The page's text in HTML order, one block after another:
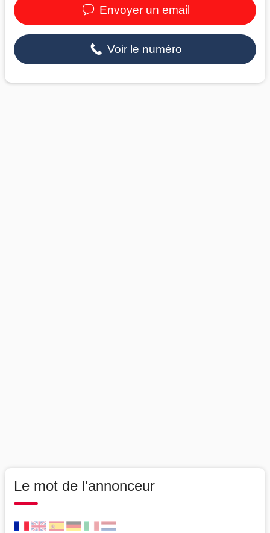
Envoyer un email
Voir le numéro
Le mot de l'annonceur